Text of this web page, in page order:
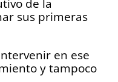
de la
sus primeras
en ese
y tampoco